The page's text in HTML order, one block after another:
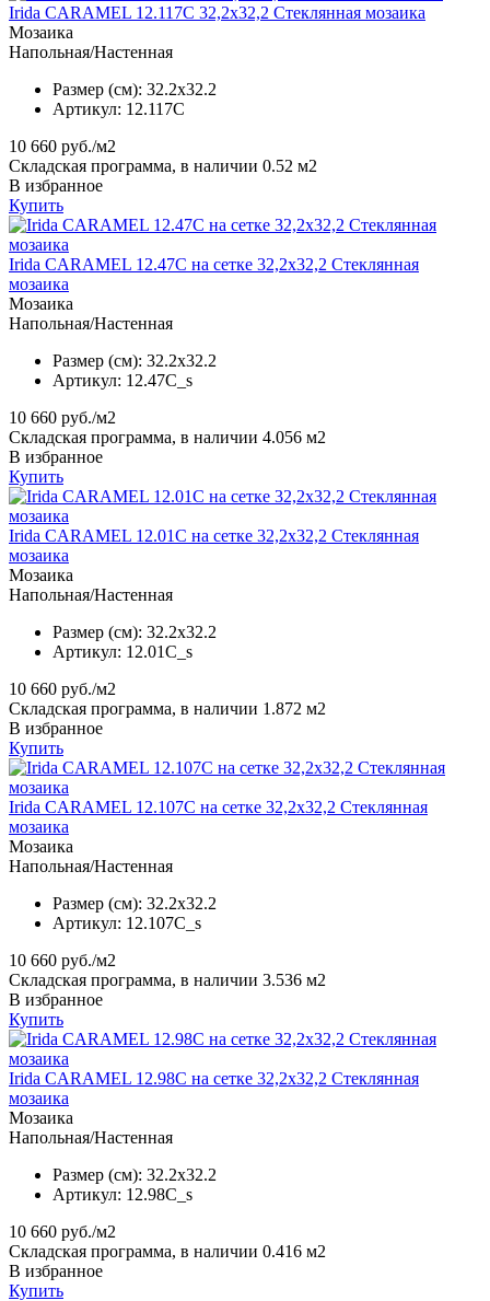
Irida CARAMEL 12.117C 32,2x32,2 Стеклянная мозаика
Мозаика
Напольная/Настенная
Размер (см): 32.2x32.2
Артикул: 12.117C
10 660 руб./м2
Складская программа, в наличии 0.52 м2
В избранное
Купить
Irida CARAMEL 12.47C на сетке 32,2x32,2 Стеклянная
мозаика
Мозаика
Напольная/Настенная
Размер (см): 32.2x32.2
Артикул: 12.47C_s
10 660 руб./м2
Складская программа, в наличии 4.056 м2
В избранное
Купить
Irida CARAMEL 12.01С на сетке 32,2x32,2 Стеклянная
мозаика
Мозаика
Напольная/Настенная
Размер (см): 32.2x32.2
Артикул: 12.01C_s
10 660 руб./м2
Складская программа, в наличии 1.872 м2
В избранное
Купить
Irida CARAMEL 12.107C на сетке 32,2x32,2 Стеклянная
мозаика
Мозаика
Напольная/Настенная
Размер (см): 32.2x32.2
Артикул: 12.107C_s
10 660 руб./м2
Складская программа, в наличии 3.536 м2
В избранное
Купить
Irida CARAMEL 12.98C на сетке 32,2x32,2 Стеклянная
мозаика
Мозаика
Напольная/Настенная
Размер (см): 32.2x32.2
Артикул: 12.98C_s
10 660 руб./м2
Складская программа, в наличии 0.416 м2
В избранное
Купить